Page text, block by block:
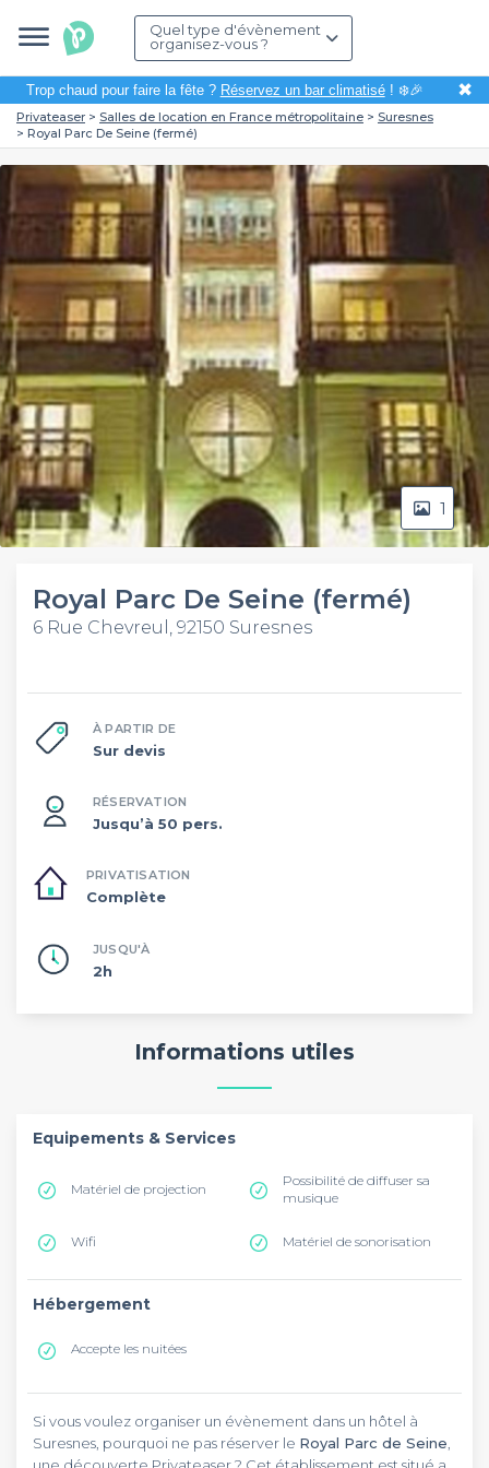
Quel type d'évènement
organisez-vous ?
Trop chaud pour faire la fête ? Réservez un bar climatisé! ❄️🎉 ✖
Privateaser Salles de location en France métropolitaine
Suresnes
Royal Parc De Seine (fermé)
1
Royal Parc De Seine (fermé)
6 Rue Chevreul, 92150 Suresnes
À PARTIR DE
Sur devis
RÉSERVATION
Jusqu’à 50 pers.
PRIVATISATION
Complète
JUSQU'À
2h
Informations utiles
Equipements & Services
Matériel de projection
Possibilité de diffuser sa
musique
Wifi Matériel de sonorisation
Hébergement
Accepte les nuitées
Si vous voulez organiser un évènement dans un hôtel à
Suresnes, pourquoi ne pas réserver le Royal Parc de Seine
une découverte Privateaser ? Cet établissement est situé au